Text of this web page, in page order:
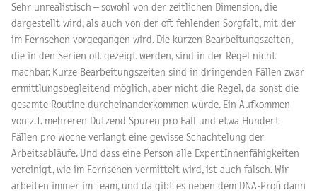
Sehr unrealistisch – sowohl von der zeitlichen Dimension, die
dargestellt wird, als auch von der oft fehlenden Sorgfalt, mit der
im Fernsehen vorgegangen wird. Die kurzen Bearbeitungszeiten,
die in den Serien oft gezeigt werden, sind in der Regel nicht
machbar. Kurze Bearbeitungszeiten sind in dringenden Fällen zwar
ermittlungsbegleitend möglich, aber nicht die Regel, da sonst die
gesamte Routine durcheinanderkommen würde. Ein Aufkommen
von z.T. mehreren Dutzend Spuren pro Fall und etwa Hundert
Fällen pro Woche verlangt eine gewisse Schachtelung der
Arbeitsabläufe. Und dass eine Person alle ExpertInnenfähigkeiten
vereinigt, wie im Fernsehen vermittelt wird, ist auch falsch. Wir
arbeiten immer im Team, und da gibt es neben dem DNA-Profi dann